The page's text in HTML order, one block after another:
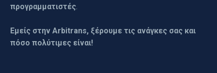
προγραμματιστές.
Εμείς στην Arbitrans, ξέρουμε τις ανάγκες σας και
πόσο πολύτιμες είναι!